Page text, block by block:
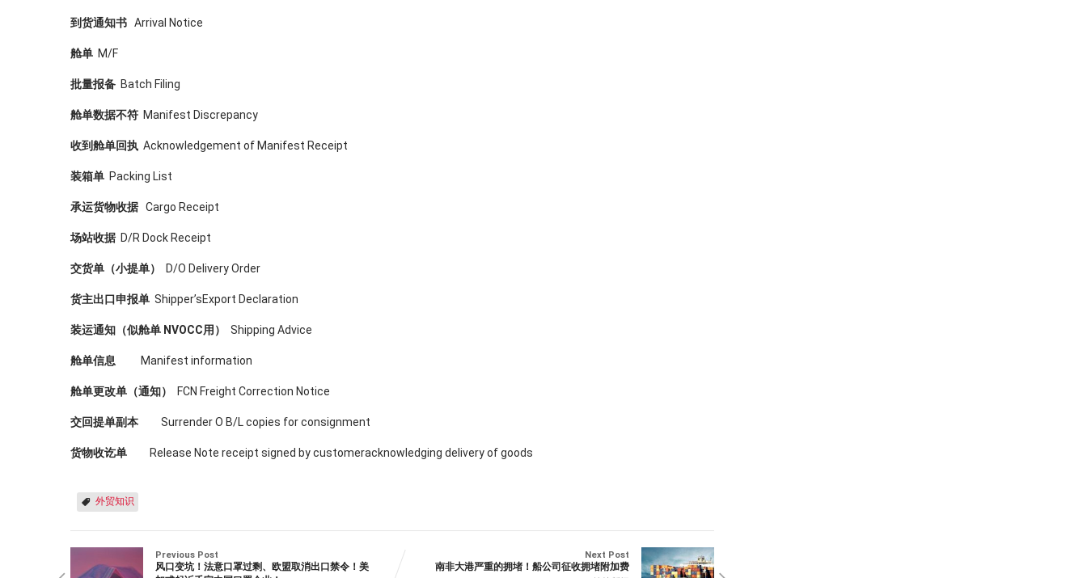
到货通知书 Arrival Notice
舱单 M/F
批量报备 Batch Filing
舱单数据不符 Manifest Discrepancy
收到舱单回执 Acknowledgement of Manifest Receipt
装箱单 Packing List
承运货物收据Cargo Receipt
场站收据D/R Dock Receipt
交货单（小提单） D/O Delivery Order
货主出口申报单 Shipper’sExport Declaration
装运通知（似舱单 NVOCC用） Shipping Advice
舱单信息 Manifest information
舱单更改单（通知） FCN Freight Correction Notice
交回提单副本 Surrender O B/L copies for consignment
货物收讫单 Release Note receipt signed by customeracknowledging delivery of goods
外贸知识
Previous Post
风口变坑！法意口罩过剩、欧盟取消出口禁令！美
Next Post
南非大港严重的拥堵！船公司征收拥堵附加费